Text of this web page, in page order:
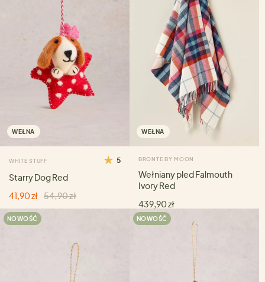
WEŁNA
WHITE STUFF 5
Starry Dog Red
41,90 zł 54,90 zł
WEŁNA
BRONTE BY MOON
Wełniany pled Falmouth
Ivory Red
439,90 zł
NOWOŚĆ NOWOŚĆ